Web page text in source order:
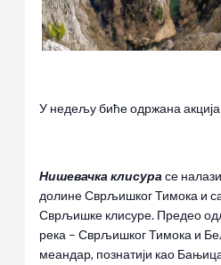
У недељу биће одржана акција
Нишевачка клисура се
долине Сврљишког Тимока и
Сврљишке клисуре. Предео
река – Сврљишког Тимока и
меандар, познатији као